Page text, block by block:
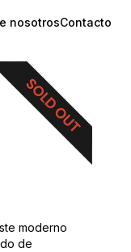
nosotrosContacto
moderno
de